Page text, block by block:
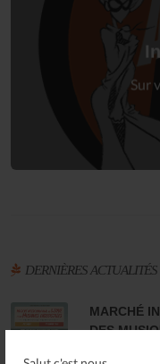
Sur
DERNIÈRES ACTUALITÉS
MARCHÉ
DES